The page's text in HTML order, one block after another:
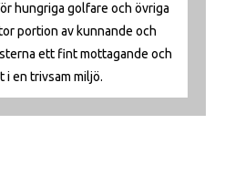
hungriga golfare och övriga
portion av kunnande och
ett fint mottagande och
i en trivsam miljö.